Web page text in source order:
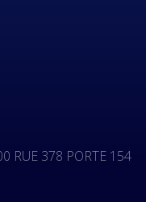
RUE 378 PORTE 154